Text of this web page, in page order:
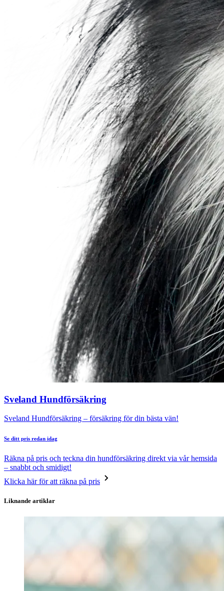
Sveland Hundförsäkring
Sveland Hundförsäkring – försäkring för din bästa vän!
Se ditt pris redan idag
Räkna på pris och teckna din hundförsäkring direkt via vår hemsida
– snabbt och smidigt!
Klicka här för att räkna på pris
Liknande artiklar